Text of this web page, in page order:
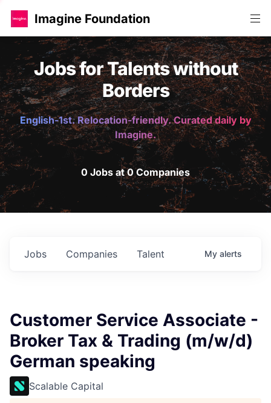
Imagine Foundation
Jobs for Talents without
Borders
English-1st. Relocation-friendly. Curated daily by
Imagine.
0 Jobs at 0 Companies
Jobs Companies Talent My alerts
Customer Service Associate -
Broker Tax & Trading (m/w/d)
German speaking
Scalable Capital